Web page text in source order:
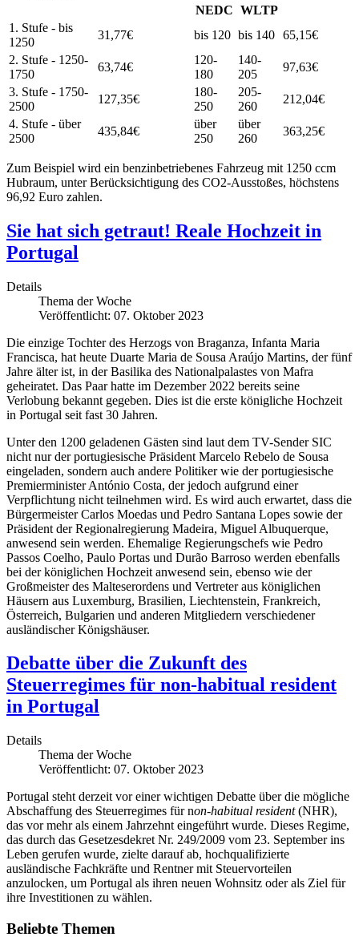
NEDC WLTP
1. Stufe - bis
1250
31,77€ bis 120 bis 140 65,15€
2. Stufe - 1250-
1750
63,74€
120-
180
140-
205
97,63€
3. Stufe - 1750-
2500
127,35€
180-
250
205-
260
212,04€
4. Stufe - über
2500
435,84€
über
250
über
260
363,25€
Zum Beispiel wird ein benzinbetriebenes Fahrzeug mit 1250 ccm
Hubraum, unter Berücksichtigung des CO2-Ausstoßes, höchstens
96,92 Euro zahlen.
Sie hat sich getraut! Reale Hochzeit in
Portugal
Details
Thema der Woche
Veröffentlicht: 07. Oktober 2023
Die einzige Tochter des Herzogs von Braganza, Infanta Maria
Francisca, hat heute Duarte Maria de Sousa Araújo Martins, der fünf
Jahre älter ist, in der Basilika des Nationalpalastes von Mafra
geheiratet. Das Paar hatte im Dezember 2022 bereits seine
Verlobung bekannt gegeben. Dies ist die erste königliche Hochzeit
in Portugal seit fast 30 Jahren.
Unter den 1200 geladenen Gästen sind laut dem TV-Sender SIC
nicht nur der portugiesische Präsident Marcelo Rebelo de Sousa
eingeladen, sondern auch andere Politiker wie der portugiesische
Premierminister António Costa, der jedoch aufgrund einer
Verpflichtung nicht teilnehmen wird. Es wird auch erwartet, dass die
Bürgermeister Carlos Moedas und Pedro Santana Lopes sowie der
Präsident der Regionalregierung Madeira, Miguel Albuquerque,
anwesend sein werden. Ehemalige Regierungschefs wie Pedro
Passos Coelho, Paulo Portas und Durão Barroso werden ebenfalls
bei der königlichen Hochzeit anwesend sein, ebenso wie der
Großmeister des Malteserordens und Vertreter aus königlichen
Häusern aus Luxemburg, Brasilien, Liechtenstein, Frankreich,
Österreich, Bulgarien und anderen Mitgliedern verschiedener
ausländischer Königshäuser.
Debatte über die Zukunft des
Steuerregimes für non-habitual resident
in Portugal
Details
Thema der Woche
Veröffentlicht: 07. Oktober 2023
Portugal steht derzeit vor einer wichtigen Debatte über die mögliche
Abschaffung des Steuerregimes für non-habitual resident(NHR),
das vor mehr als einem Jahrzehnt eingeführt wurde. Dieses Regime,
das durch das Gesetzesdekret Nr. 249/2009 vom 23. September ins
Leben gerufen wurde, zielte darauf ab, hochqualifizierte
ausländische Fachkräfte und Rentner mit Steuervorteilen
anzulocken, um Portugal als ihren neuen Wohnsitz oder als Ziel für
ihre Investitionen zu wählen.
Beliebte Themen